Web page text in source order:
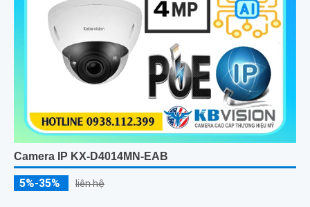
Camera IP KX-D4014MN-EAB
5%-35% liên hệ